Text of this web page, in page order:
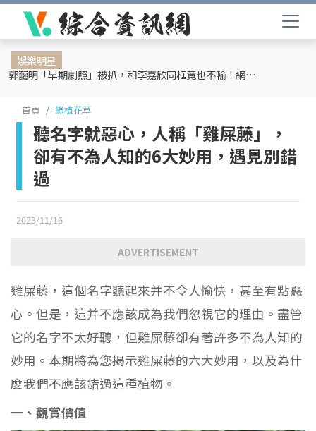
娛樂明星
郭藹明「早期劇照」被扒，和李嘉欣同框竟也不輸！網友：難怪劉青云這麼愛她
首頁 綠植花草
聽名字就惡心，人稱「雞屎藤」，
卻有不為人知的6大妙用，遇見別錯
過
2023/11/16
ADVERTISEMENT
雞屎藤，這個名字聽起來并不令人愉快，甚至有點惡
心。但是，這并不應該成為我們忽視它的理由。盡管
它的名字不太好聽，但雞屎藤卻有著許多不為人知的
妙用。本期將為您揭示雞屎藤的六大妙用，以及為什
麼我們不應該錯過這種植物。
一、觀賞價值